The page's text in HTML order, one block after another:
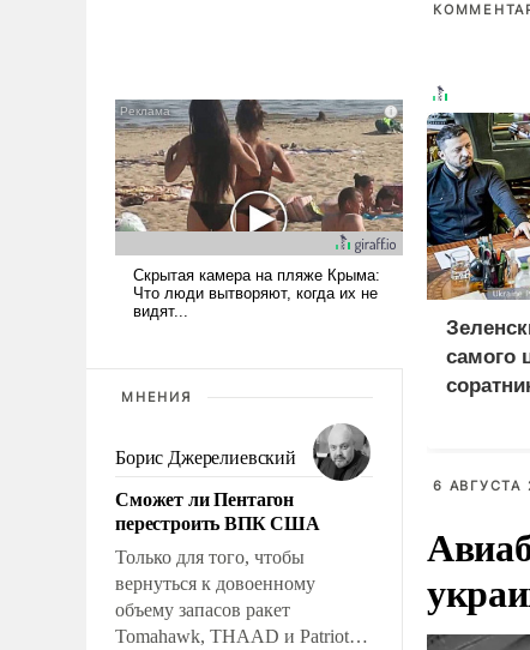
МНЕНИЯ
Борис Джерелиевский
Сможет ли Пентагон
перестроить ВПК США
Только для того, чтобы
вернуться к довоенному
объему запасов ракет
Tomahawk, THAAD и Patriot
самого
6 АВГУСТА